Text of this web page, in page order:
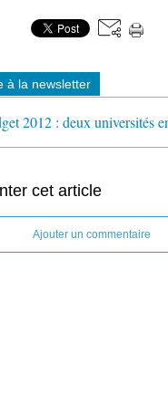
à la newsletter
cet article
Ajouter un commentaire